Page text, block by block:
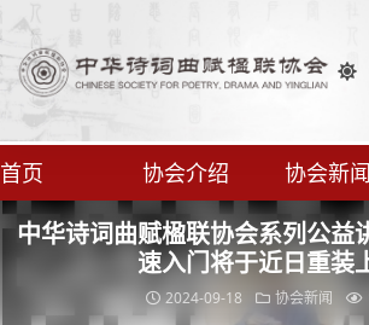
首页 协会介绍 协会新闻
中华诗词曲赋楹联协会系列公益
速入门将于近日重装
2024-09-18 协会新闻